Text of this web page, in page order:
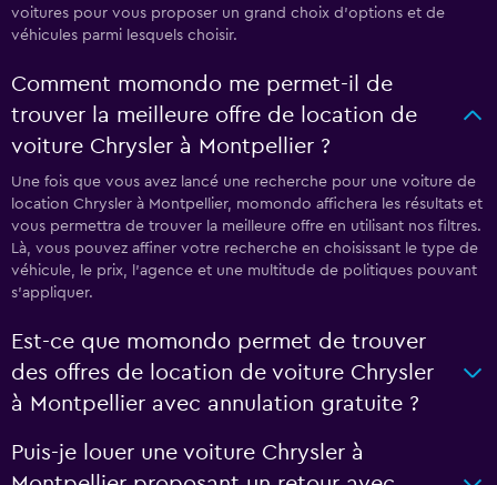
voitures pour vous proposer un grand choix d'options et de
véhicules parmi lesquels choisir.
Comment momondo me permet-il de
trouver la meilleure offre de location de
voiture Chrysler à Montpellier ?
Une fois que vous avez lancé une recherche pour une voiture de
location Chrysler à Montpellier, momondo affichera les résultats et
vous permettra de trouver la meilleure offre en utilisant nos filtres.
Là, vous pouvez affiner votre recherche en choisissant le type de
véhicule, le prix, l'agence et une multitude de politiques pouvant
s'appliquer.
Est-ce que momondo permet de trouver
des offres de location de voiture Chrysler
à Montpellier avec annulation gratuite ?
Puis-je louer une voiture Chrysler à